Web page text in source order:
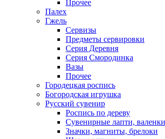
Прочее
Палех
Гжель
Сервизы
Предметы сервировки
Серия Деревня
Серия Смородинка
Вазы
Прочее
Городецкая роспись
Богородская игрушка
Русский сувенир
Роспись по дереву
Сувенирные лапти,
Значки, магниты, брелоки